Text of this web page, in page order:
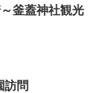
釜蓋神社観光
訪問